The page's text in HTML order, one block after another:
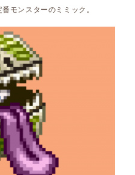
モンスターのミミック。